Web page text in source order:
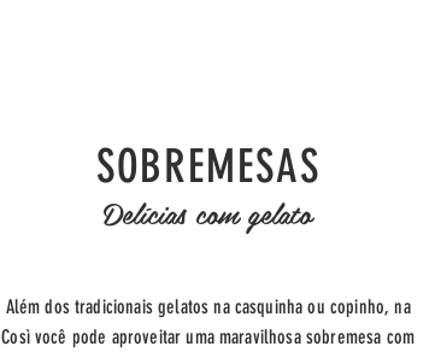
SOBREMESAS
Delícias com gelato
Além dos tradicionais gelatos na casquinha ou copinho, na
Così você pode aproveitar uma maravilhosa sobremesa com